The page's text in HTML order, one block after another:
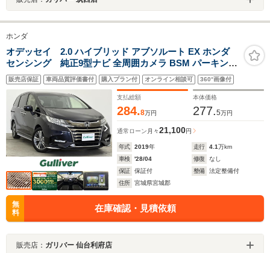
ホンダ
オデッセイ 2.0 ハイブリッド アブソルート EX ホンダ
センシング 純正9型ナビ 全周囲カメラ BSM パーキング
アシスト シートヒーター 両側パワースライドドア ハーフ
レザーシート パワーシート LEDヘッドライト ETC2.0 フ
ルセグTV HDMI入力端子 純正17AW 禁煙車
販売店保証 車両品質評価書付 購入プラン付 オンライン相談可 360°画像付
支払総額
284.8万円
本体価格
277.5万円
通常ローン 月々21,100円
年式 2019年 走行 4.1万km
車検
'28/04 修復
なし
保証
保証付 整備
法定整備付
住所
宮城県宮城郡
無
料
在庫確認・見積依頼
販売店： ガリバー 仙台利府店